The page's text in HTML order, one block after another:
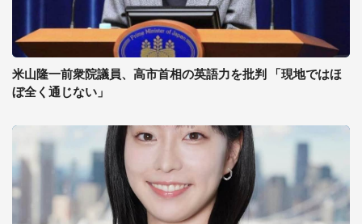
米山隆一前衆院議員、高市首相の英語力を批判 「現地ではほ
ぼ全く通じない」